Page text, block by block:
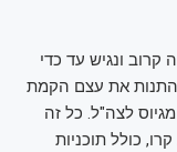
קרוב ונגיש עד כדי
את עצם הקמת
לצה"ל. כל זה
כולל תוכניות